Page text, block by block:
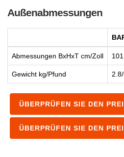
Außenabmessungen
Abmessungen BxHxT cm/Zoll
Gewicht kg/Pfund
ÜBERPRÜFEN SIE DEN
ÜBERPRÜFEN SIE DEN